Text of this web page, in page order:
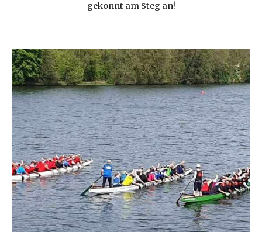
gekonnt am Steg an!